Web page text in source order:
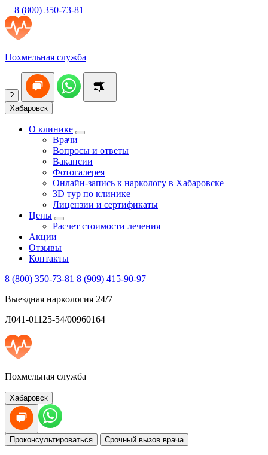
8 (800) 350-73-81
Похмельная служба
?
Хабаровск
О клинике
Врачи
Вопросы и ответы
Вакансии
Фотогалерея
Онлайн-запись к наркологу в Хабаровске
3D тур по клинике
Лицензии и сертификаты
Цены
Расчет стоимости лечения
Акции
Отзывы
Контакты
8 (800) 350-73-81 8 (909) 415-90-97
Выездная наркология 24/7
Л041-01125-54/00960164
Похмельная служба
Хабаровск
Проконсультироваться Срочный вызов врача